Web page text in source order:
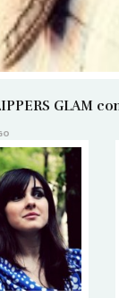
GLAM